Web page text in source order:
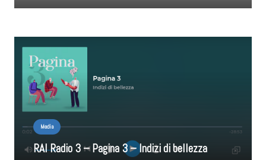
Media
RAI Radio 3 – Pagina 3 – Indizi di bellezza